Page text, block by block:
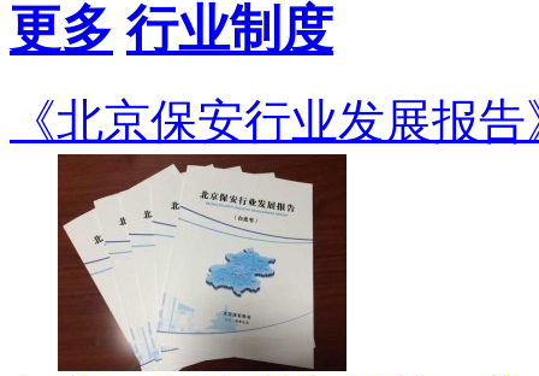
更多 行业制度
《北京保安行业发展报